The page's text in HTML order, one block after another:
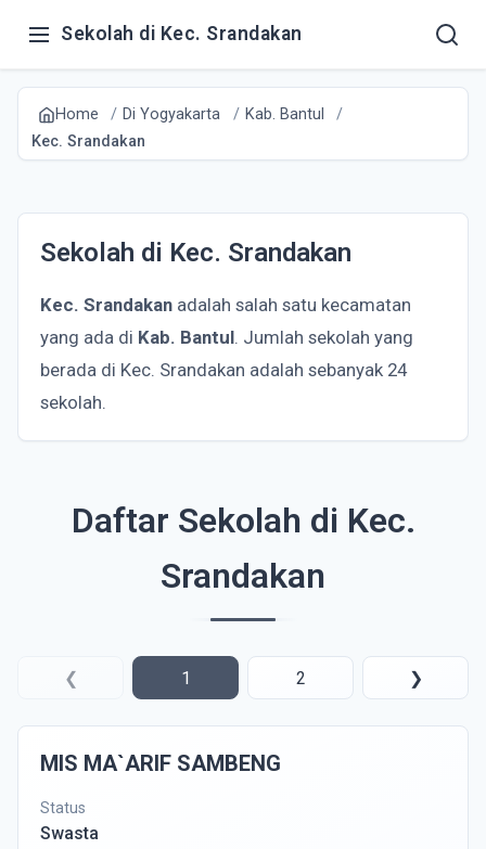
Sekolah di Kec. Srandakan
Home Di Yogyakarta
Kab. Bantul
Kec. Srandakan
Sekolah di Kec. Srandakan
Kec. Srandakan adalah salah satu kecamatan
yang ada di Kab. Bantul. Jumlah sekolah yang
berada di Kec. Srandakan adalah sebanyak 24
sekolah.
Daftar Sekolah di Kec.
Srandakan
❮ 1 2 ❯
MIS MA`ARIF SAMBENG
Status
Swasta